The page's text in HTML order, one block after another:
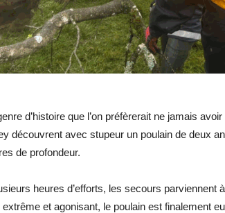
d’histoire que l’on préfèrerait ne jamais
découvrent avec stupeur un poulain de deux
de profondeur.
heures d’efforts, les secours parviennent
et agonisant, le poulain est finalement